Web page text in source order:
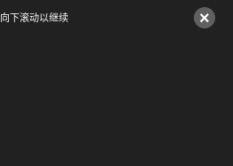
×
向下滚动以继续